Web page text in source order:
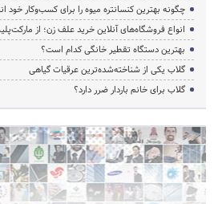
چگونه بهترین کنسانتره میوه را برای کسب‌وکار خود
انواع فروشگاه‌های آنلاین خرید علف زن؛ از
بهترین دستگاه تقطیر خانگی کدام است؟
گلاب یکی از شناخته‌شده‌ترین عرقیات گیاهی
گلاب برای خانم باردار ضرر دارد؟